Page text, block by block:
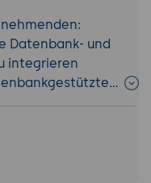
Datenbank- und
integrieren